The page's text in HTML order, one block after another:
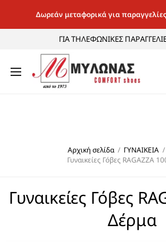
Δωρεάν μεταφορικά για
ΓΙΑ ΤΗΛΕΦΩΝΙΚΕΣ
Αρχική σελίδα / ΓΥΝΑΙΚΕΙΑ /
Γυναικείες Γόβες RAGAZZA
Γυναικείες Γόβες
Δέρμα